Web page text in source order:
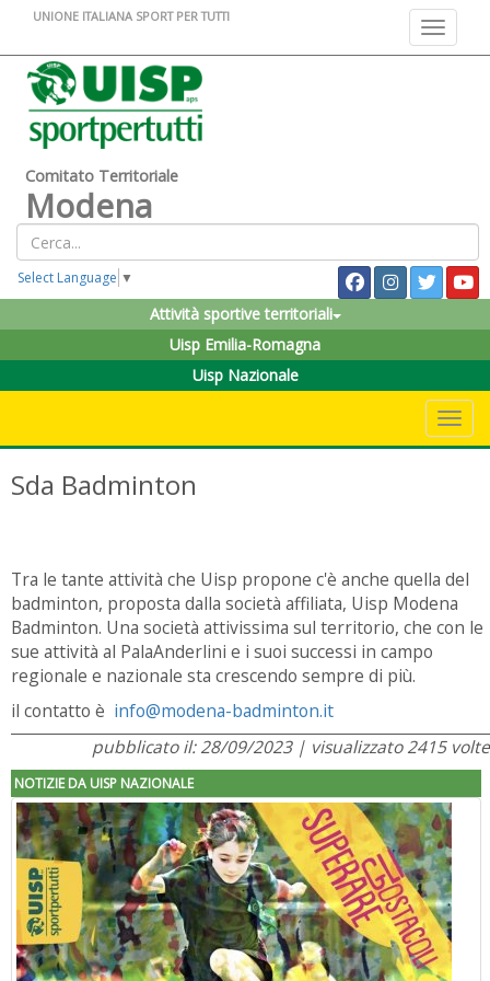
Toggle
UNIONE ITALIANA SPORT PER TUTTI
Comitato Territoriale
Modena
Select Language ▼
Attività sportive territoriali
Uisp Emilia-Romagna
Uisp Nazionale
Sda Badminton
Tra le tante attività che Uisp propone c'è anche quella del
badminton, proposta dalla società affiliata, Uisp Modena
Badminton. Una società attivissima sul territorio, che con le
sue attività al PalaAnderlini e i suoi successi in campo
regionale e nazionale sta crescendo sempre di più.
il contatto è info@modena-badminton.it
pubblicato il: 28/09/2023 | visualizzato 2415 volte
NOTIZIE DA UISP NAZIONALE